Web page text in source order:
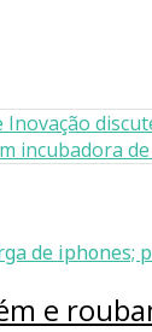
incubadora
e